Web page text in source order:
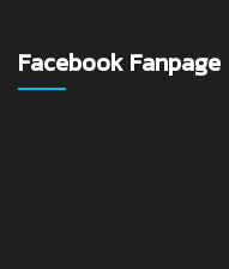
Facebook Fanpage